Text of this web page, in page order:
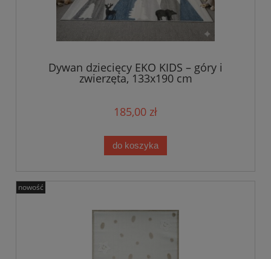
Dywan dziecięcy EKO KIDS – góry i
zwierzęta, 133x190 cm
185,00 zł
do koszyka
nowość